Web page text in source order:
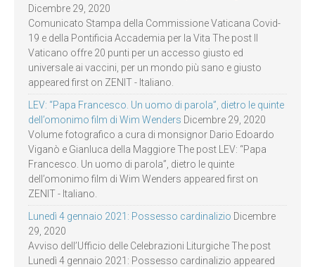
Dicembre 29, 2020
Comunicato Stampa della Commissione Vaticana Covid-
19 e della Pontificia Accademia per la Vita The post Il
Vaticano offre 20 punti per un accesso giusto ed
universale ai vaccini, per un mondo più sano e giusto
appeared first on ZENIT - Italiano.
LEV: “Papa Francesco. Un uomo di parola”, dietro le quinte
dell’omonimo film di Wim Wenders Dicembre 29, 2020
Volume fotografico a cura di monsignor Dario Edoardo
Viganò e Gianluca della Maggiore The post LEV: “Papa
Francesco. Un uomo di parola”, dietro le quinte
dell’omonimo film di Wim Wenders appeared first on
ZENIT - Italiano.
Lunedì 4 gennaio 2021: Possesso cardinalizio Dicembre
29, 2020
Avviso dell’Ufficio delle Celebrazioni Liturgiche The post
Lunedì 4 gennaio 2021: Possesso cardinalizio appeared